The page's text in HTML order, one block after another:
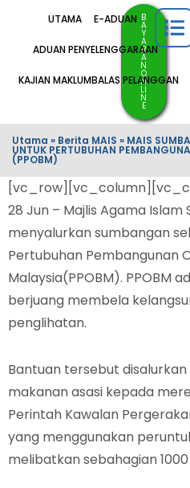
UTAMA E-ADUAN
ADUAN PENYELENGGARAAN
KAJIAN MAKLUMBALAS PELANGGAN
B
A
Y
A
R
A
N
O
N
LI
N
E
Utama » Berita MAIS » MAIS
UNTUK PERTUBUHAN
(PPOBM)
28 Jun – Majlis Agama
menyalurkan sumbangan
Pertubuhan Pembangunan
Malaysia(PPOBM). PPOBM
berjuang membela
penglihatan.
Bantuan tersebut
makanan asasi kepada
Perintah Kawalan
yang menggunakan
melibatkan sebahagian